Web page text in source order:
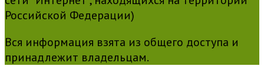
Российской Федерации)
Вся информация взята из общего доступа и
принадлежит владельцам.